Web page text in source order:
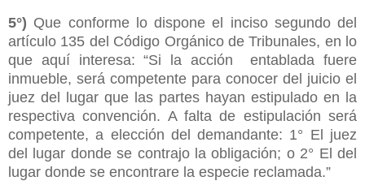
5°) Que conforme lo dispone el inciso segundo del
artículo 135 del Código Orgánico de Tribunales, en lo
que aquí interesa: “Si la acción entablada fuere
inmueble, será competente para conocer del juicio el
juez del lugar que las partes hayan estipulado en la
respectiva convención. A falta de estipulación será
competente, a elección del demandante: 1° El juez
del lugar donde se contrajo la obligación; o 2° El del
lugar donde se encontrare la especie reclamada.”